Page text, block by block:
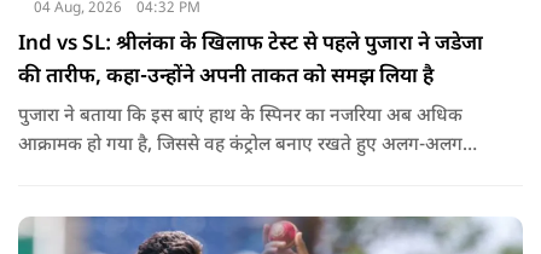
04 Aug, 2026 04:32 PM
Ind vs SL: श्रीलंका के खिलाफ टेस्ट से पहले पुजारा ने जडेजा
की तारीफ, कहा-उन्होंने अपनी ताकत को समझ लिया है
पुजारा ने बताया कि इस बाएं हाथ के स्पिनर का नजरिया अब अधिक
आक्रामक हो गया है, जिससे वह कंट्रोल बनाए रखते हुए अलग-अलग